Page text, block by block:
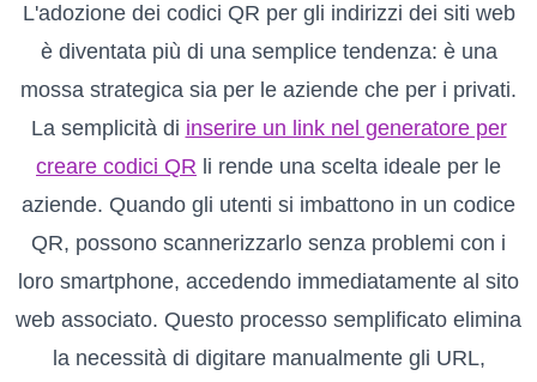
L'adozione dei codici QR per gli indirizzi dei siti web
è diventata più di una semplice tendenza: è una
mossa strategica sia per le aziende che per i privati.
La semplicità di inserire un link nel generatore per
creare codici QR li rende una scelta ideale per le
aziende. Quando gli utenti si imbattono in un codice
QR, possono scannerizzarlo senza problemi con i
loro smartphone, accedendo immediatamente al sito
web associato. Questo processo semplificato elimina
la necessità di digitare manualmente gli URL,